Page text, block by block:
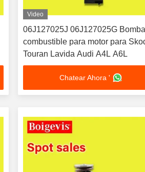
Video
06J127025J 06J127025G
combustible para motor para
Touran Lavida Audi A4L A6L
Chatear Ahora '